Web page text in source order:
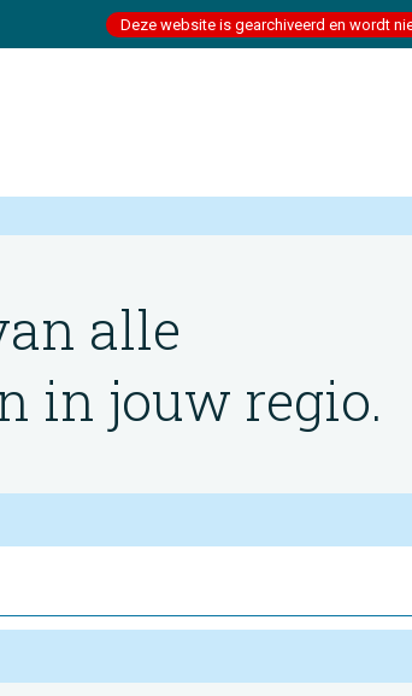
Deze website is gearchiveerd en wordt
alle
in jouw regio.